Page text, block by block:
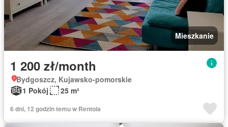
Mieszkanie
1 200 zł/month
Bydgoszcz, Kujawsko-pomorskie
1 Pokój
25 m²
6 dni, 12 godzin temu w Rentola